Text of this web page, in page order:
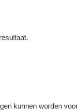
kunnen worden